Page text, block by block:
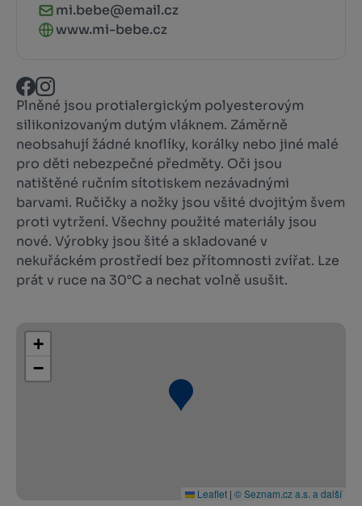
mi.bebe@email.cz
www.mi-bebe.cz
Plněné jsou protialergickým polyesterovým
silikonizovaným dutým vláknem. Záměrně
neobsahují žádné knoflíky, korálky nebo jiné malé
pro děti nebezpečné předměty. Oči jsou
natištěné ručním sítotiskem nezávadnými
barvami. Ručičky a nožky jsou všité dvojitým švem
proti vytržení. Všechny použité materiály jsou
nové. Výrobky jsou šité a skladované v
nekuřáckém prostředí bez přítomnosti zvířat. Lze
prát v ruce na 30°C a nechat volně usušit.
+
−
Leaflet | © Seznam.cz a.s. a další